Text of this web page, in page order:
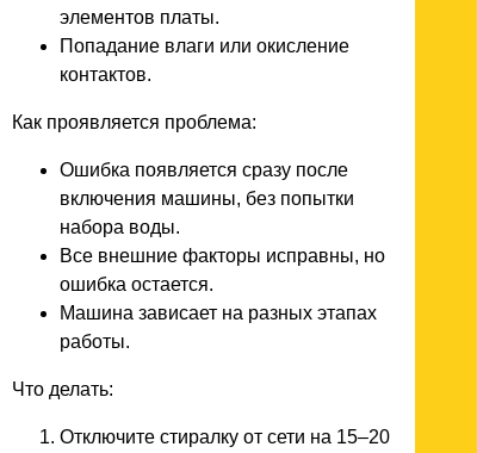
элементов платы.
Попадание влаги или окисление
контактов.
Как проявляется проблема:
Ошибка появляется сразу после
включения машины, без попытки
набора воды.
Все внешние факторы исправны, но
ошибка остается.
Машина зависает на разных этапах
работы.
Что делать:
Отключите стиралку от сети на 15–20